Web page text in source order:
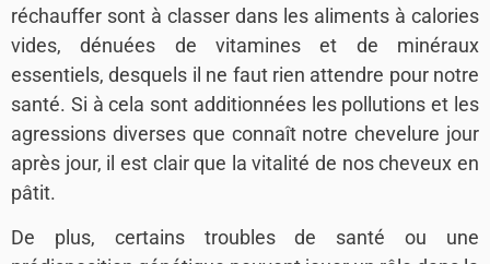
réchauffer sont à classer dans les aliments à calories
vides, dénuées de vitamines et de minéraux
essentiels, desquels il ne faut rien attendre pour notre
santé. Si à cela sont additionnées les pollutions et les
agressions diverses que connaît notre chevelure jour
après jour, il est clair que la vitalité de nos cheveux en
pâtit.
De plus, certains troubles de santé ou une